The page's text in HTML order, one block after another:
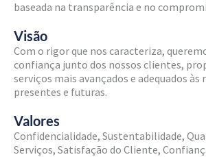
baseada na transparência e no
Visão
Com o rigor que nos caracteriza,
confiança junto dos nossos clientes,
serviços mais avançados e adequados às
presentes e futuras.
Valores
Confidencialidade, Sustentabilidade,
Serviços, Satisfação do Cliente,